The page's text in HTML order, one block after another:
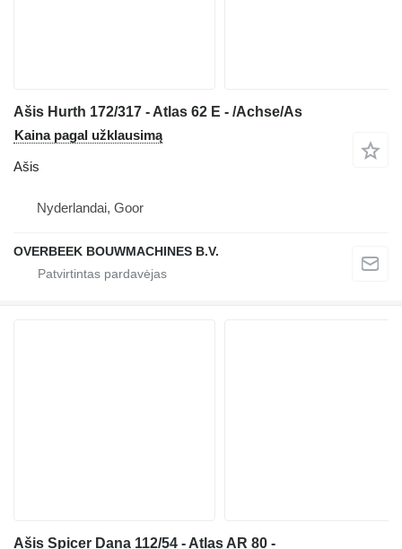
Ašis Hurth 172/317 - Atlas 62 E - /Achse/As
Kaina pagal užklausimą
Ašis
Nyderlandai, Goor
OVERBEEK BOUWMACHINES B.V.
Ašis Spicer Dana 112/54 - Atlas AR 80 -